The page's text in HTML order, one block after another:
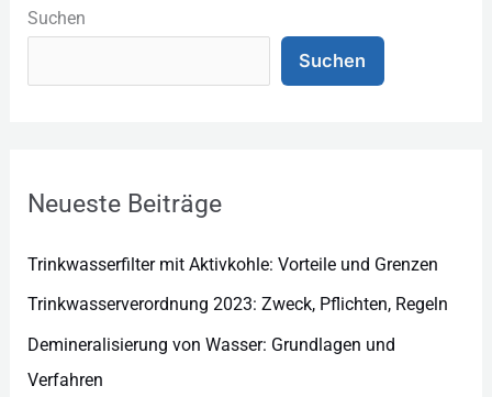
Suchen
Suchen
Neueste Beiträge
Trinkwasserfilter mit Aktivkohle: Vorteile und Grenzen
Trinkwasserverordnung 2023: Zweck, Pflichten, Regeln
Demineralisierung von Wasser: Grundlagen und
Verfahren
a
e
r
e
n